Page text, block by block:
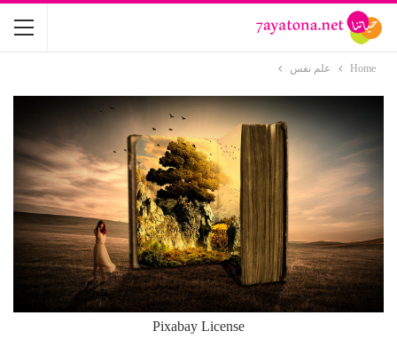
Home علم نفس
Pixabay License